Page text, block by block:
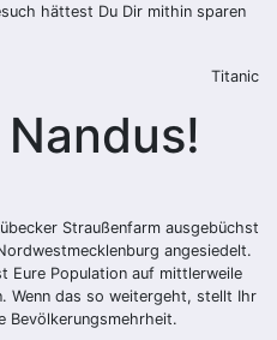
hättest Du Dir mithin sparen
Titanic
Straußenfarm ausgebüchst
angesiedelt.
Eure Population auf mittlerweile
Wenn das so weitergeht, stellt Ihr
Bevölkerungsmehrheit.